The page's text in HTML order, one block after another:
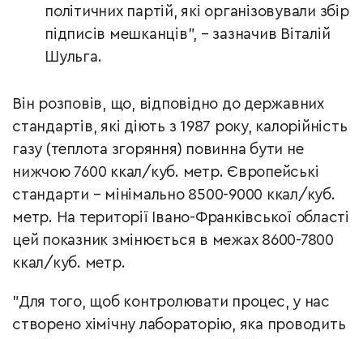
політичних партій, які організовували збір
підписів мешканців", – зазначив Віталій
Шульга.
Він розповів, що, відповідно до державних
стандартів, які діють з 1987 року, калорійність
газу (теплота згоряння) повинна бути не
нижчою 7600 ккал/куб. метр. Європейські
стандарти – мінімально 8500-9000 ккал/куб.
метр. На території Івано-Франківської області
цей показник змінюється в межах 8600-7800
ккал/куб. метр.
"Для того, щоб контролювати процес, у нас
створено хімічну лабораторію, яка проводить